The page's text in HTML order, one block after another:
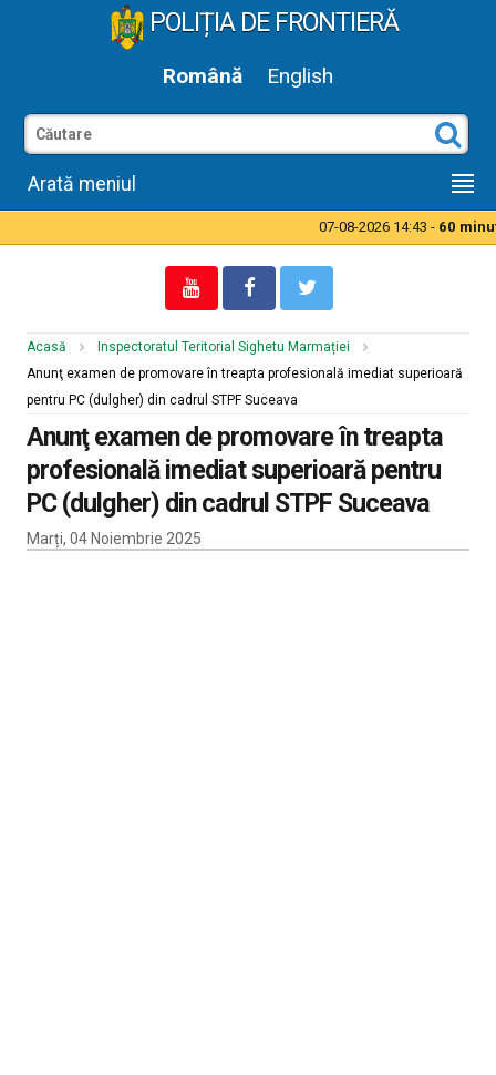
POLIȚIA DE FRONTIERĂ
Română English
Arată meniul
07-08-2026 14:43 -60
Acasă
Inspectoratul Teritorial Sighetu Marmației
Anunţ examen de promovare în treapta profesională imediat superioară
pentru PC (dulgher) din cadrul STPF Suceava
Anunţ examen de promovare în treapta
profesională imediat superioară pentru
PC (dulgher) din cadrul STPF Suceava
Marți, 04 Noiembrie 2025